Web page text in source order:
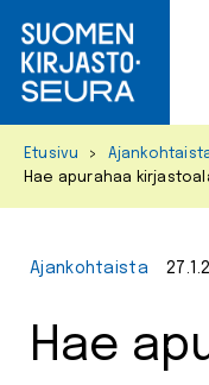
Etusivu >
Hae apurahaa
Ajankohtaista
Hae